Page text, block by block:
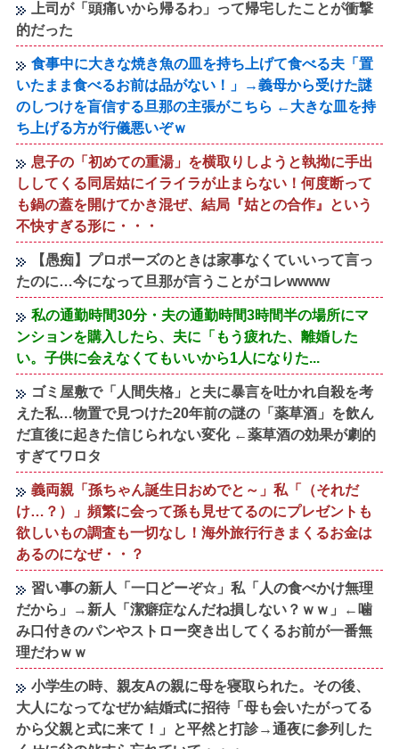
上司が「頭痛いから帰るわ」って帰宅したことが衝撃
的だった
食事中に大きな焼き魚の皿を持ち上げて食べる夫「置
いたまま食べるお前は品がない！」→義母から受けた謎
のしつけを盲信する旦那の主張がこちら ←大きな皿を持
ち上げる方が行儀悪いぞｗ
息子の「初めての重湯」を横取りしようと執拗に手出
ししてくる同居姑にイライラが止まらない！何度断って
も鍋の蓋を開けてかき混ぜ、結局『姑との合作』という
不快すぎる形に・・・
【愚痴】プロポーズのときは家事なくていいって言っ
たのに…今になって旦那が言うことがコレwwww
私の通勤時間30分・夫の通勤時間3時間半の場所にマ
ンションを購入したら、夫に「もう疲れた、離婚した
い。子供に会えなくてもいいから1人になりた...
ゴミ屋敷で「人間失格」と夫に暴言を吐かれ自殺を考
えた私…物置で見つけた20年前の謎の「薬草酒」を飲ん
だ直後に起きた信じられない変化 ←薬草酒の効果が劇的
すぎてワロタ
義両親「孫ちゃん誕生日おめでと～」私「（それだ
け…？）」頻繁に会って孫も見せてるのにプレゼントも
欲しいもの調査も一切なし！海外旅行行きまくるお金は
あるのになぜ・・？
習い事の新人「一口どーぞ☆」私「人の食べかけ無理
だから」→新人「潔癖症なんだね損しない？ｗｗ」←噛
み口付きのパンやストロー突き出してくるお前が一番無
理だわｗｗ
小学生の時、親友Aの親に母を寝取られた。その後、
大人になってなぜか結婚式に招待「母も会いたがってる
から父親と式に来て！」と平然と打診→通夜に参列した